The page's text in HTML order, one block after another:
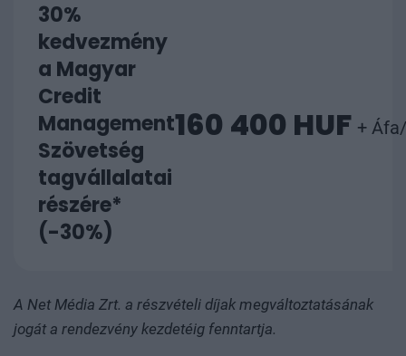
30%
kedvezmény
a Magyar
Credit
Management
Szövetség
tagvállalatai
részére*
(-30%)
160 400 HUF +
A Net Média Zrt. a részvételi díjak megváltoztatásának
jogát a rendezvény kezdetéig fenntartja.